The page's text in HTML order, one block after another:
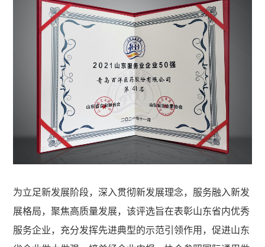
为立足新发展阶段，深入贯彻新发展理念，服务融入新发
展格局，聚焦高质量发展，该评选旨在表彰山东省内优秀
服务企业，充分发挥先进典型的示范引领作用，促进山东